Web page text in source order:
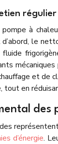
à
le
et de
en
des
d’énergie.